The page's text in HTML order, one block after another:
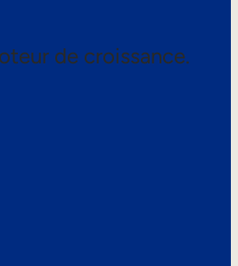
de croissance.